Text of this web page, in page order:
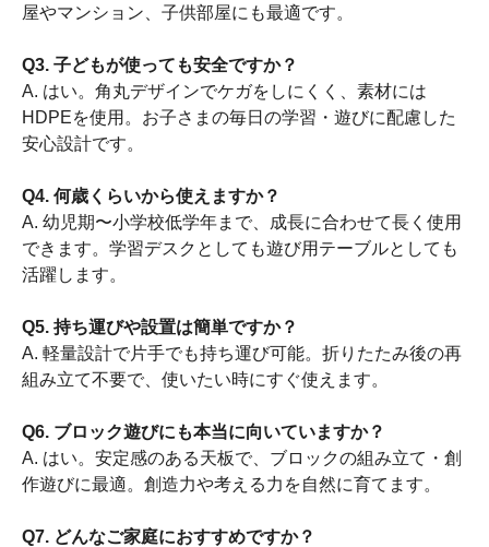
屋やマンション、子供部屋にも最適です。
Q3. 子どもが使っても安全ですか？
A. はい。角丸デザインでケガをしにくく、素材には
HDPEを使用。お子さまの毎日の学習・遊びに配慮した
安心設計です。
Q4. 何歳くらいから使えますか？
A. 幼児期〜小学校低学年まで、成長に合わせて長く使用
できます。学習デスクとしても遊び用テーブルとしても
活躍します。
Q5. 持ち運びや設置は簡単ですか？
A. 軽量設計で片手でも持ち運び可能。折りたたみ後の再
組み立て不要で、使いたい時にすぐ使えます。
Q6. ブロック遊びにも本当に向いていますか？
A. はい。安定感のある天板で、ブロックの組み立て・創
作遊びに最適。創造力や考える力を自然に育てます。
Q7. どんなご家庭におすすめですか？